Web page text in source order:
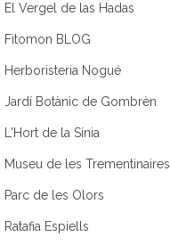
El Vergel de las Hadas
Fitomon BLOG
Herboristeria Nogué
Jardí Botànic de Gombrèn
L'Hort de la Sínia
Museu de les Trementinaires
Parc de les Olors
Ratafia Espiells